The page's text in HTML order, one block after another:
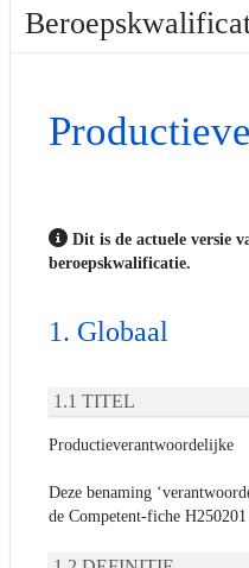
Dit is de actuele versie
beroepskwalificatie.
Globaal
TITEL
Productieverantwoordelijke
Deze benaming
de Competent-fiche